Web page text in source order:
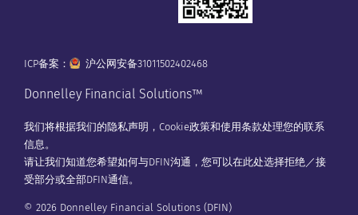
ICP备案： 沪公网安备31011502402468
Donnelley Financial Solutions™
我们将根据我们的隐私声明 ， Cookie政策和使用条款处理您的联系
信息。
请让我们知道您希望如何与DFIN沟通，您可以在此处选择拒绝／接
受部分或全部DFIN通信。
© 2026 Donnelley Financial Solutions (DFIN)